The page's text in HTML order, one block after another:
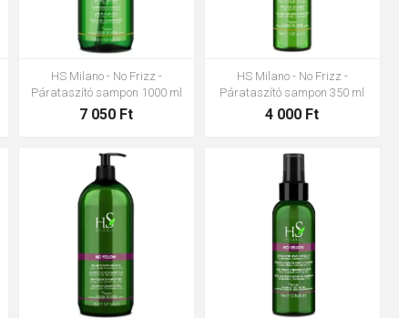
HS Milano - No Frizz -
Párataszító sampon 1000 ml
7 050 Ft
HS Milano - No Frizz -
Párataszító sampon 350 ml
4 000 Ft